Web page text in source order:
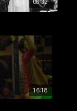
08:32
16:18